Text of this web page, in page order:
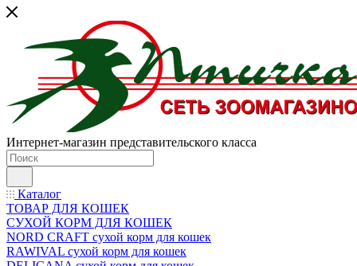
Интернет-магазин представительского класса
Каталог
ТОВАР ДЛЯ КОШЕК
СУХОЙ КОРМ ДЛЯ КОШЕК
NORD CRAFT сухой корм для кошек
RAWIVAL сухой корм для кошек